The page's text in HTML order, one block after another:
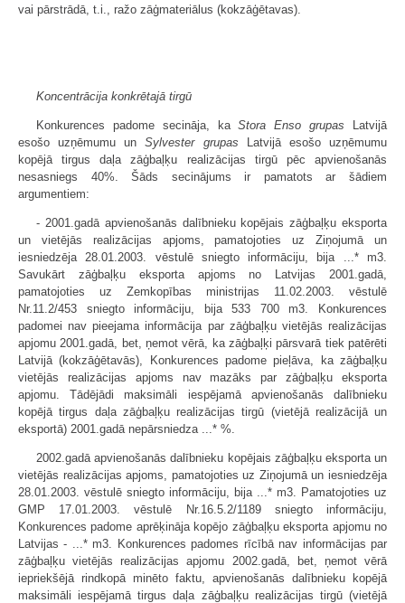
vai pārstrādā, t.i., ražo zāģmateriālus (kokzāģētavas).
Koncentrācija konkrētajā tirgū
Konkurences padome secināja, kaStora Enso grupas Latvijā
esošo uzņēmumu unSylvester grupas Latvijā esošo uzņēmumu
kopējā tirgus daļa zāģbaļķu realizācijas tirgū pēc apvienošanās
nesasniegs 40%. Šāds secinājums ir pamatots ar šādiem
argumentiem:
- 2001.gadā apvienošanās dalībnieku kopējais zāģbaļķu eksporta
un vietējās realizācijas apjoms, pamatojoties uz Ziņojumā un
iesniedzēja 28.01.2003. vēstulē sniegto informāciju, bija ...* m3.
Savukārt zāģbaļķu eksporta apjoms no Latvijas 2001.gadā,
pamatojoties uz Zemkopības ministrijas 11.02.2003. vēstulē
Nr.11.2/453 sniegto informāciju, bija 533 700 m3. Konkurences
padomei nav pieejama informācija par zāģbaļķu vietējās realizācijas
apjomu 2001.gadā, bet, ņemot vērā, ka zāģbaļķi pārsvarā tiek patērēti
Latvijā (kokzāģētavās), Konkurences padome pieļāva, ka zāģbaļķu
vietējās realizācijas apjoms nav mazāks par zāģbaļķu eksporta
apjomu. Tādējādi maksimāli iespējamā apvienošanās dalībnieku
kopējā tirgus daļa zāģbaļķu realizācijas tirgū (vietējā realizācijā un
eksportā) 2001.gadā nepārsniedza ...* %.
2002.gadā apvienošanās dalībnieku kopējais zāģbaļķu eksporta un
vietējās realizācijas apjoms, pamatojoties uz Ziņojumā un iesniedzēja
28.01.2003. vēstulē sniegto informāciju, bija ...* m3. Pamatojoties uz
GMP 17.01.2003. vēstulē Nr.16.5.2/1189 sniegto informāciju,
Konkurences padome aprēķināja kopējo zāģbaļķu eksporta apjomu no
Latvijas - ...* m3. Konkurences padomes rīcībā nav informācijas par
zāģbaļķu vietējās realizācijas apjomu 2002.gadā, bet, ņemot vērā
iepriekšējā rindkopā minēto faktu, apvienošanās dalībnieku kopējā
maksimāli iespējamā tirgus daļa zāģbaļķu realizācijas tirgū (vietējā